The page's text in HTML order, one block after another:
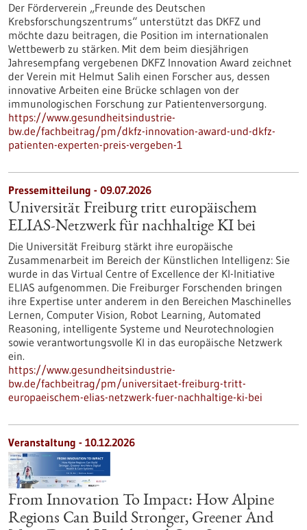
Der Förderverein „Freunde des Deutschen
Krebsforschungszentrums“ unterstützt das DKFZ und
möchte dazu beitragen, die Position im internationalen
Wettbewerb zu stärken. Mit dem beim diesjährigen
Jahresempfang vergebenen DKFZ Innovation Award zeichnet
der Verein mit Helmut Salih einen Forscher aus, dessen
innovative Arbeiten eine Brücke schlagen von der
immunologischen Forschung zur Patientenversorgung.
https://www.gesundheitsindustrie-
bw.de/fachbeitrag/pm/dkfz-innovation-award-und-dkfz-
patienten-experten-preis-vergeben-1
Pressemitteilung - 09.07.2026
Universität Freiburg tritt europäischem
ELIAS-Netzwerk für nachhaltige KI bei
Die Universität Freiburg stärkt ihre europäische
Zusammenarbeit im Bereich der Künstlichen Intelligenz: Sie
wurde in das Virtual Centre of Excellence der KI-Initiative
ELIAS aufgenommen. Die Freiburger Forschenden bringen
ihre Expertise unter anderem in den Bereichen Maschinelles
Lernen, Computer Vision, Robot Learning, Automated
Reasoning, intelligente Systeme und Neurotechnologien
sowie verantwortungsvolle KI in das europäische Netzwerk
ein.
https://www.gesundheitsindustrie-
bw.de/fachbeitrag/pm/universitaet-freiburg-tritt-
europaeischem-elias-netzwerk-fuer-nachhaltige-ki-bei
Veranstaltung - 10.12.2026
From Innovation To Impact: How Alpine
Regions Can Build Stronger, Greener And